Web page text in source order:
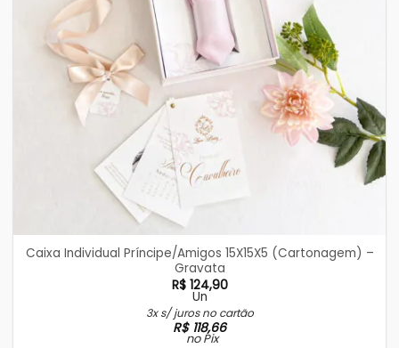
Caixa Individual Príncipe/Amigos 15X15X5 (Cartonagem) –
Gravata
R$124,90
Un
3x s/ juros no cartão
R$118,66
no Pix